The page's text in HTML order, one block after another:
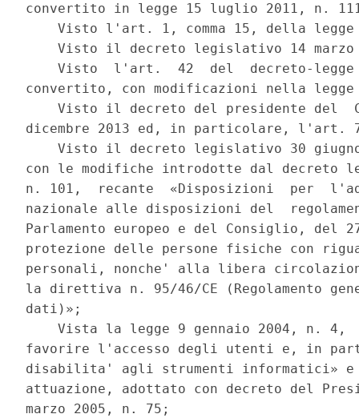
convertito in legge 15 luglio 2011, n.
Visto l'art. 1, comma 15, della
Visto il decreto legislativo 14
Visto  l'art.  42  del  decreto-
convertito, con modificazioni nella
Visto il decreto del presidente del
dicembre 2013 ed, in particolare,
Visto il decreto legislativo 30
con le modifiche introdotte dal decreto
n. 101,  recante  «Disposizioni  per
nazionale alle disposizioni del
Parlamento europeo e del Consiglio,
protezione delle persone fisiche con
personali, nonche' alla libera
la direttiva n. 95/46/CE (Regolamento
dati)»;
Vista la legge 9 gennaio 2004, n. 4,
favorire l'accesso degli utenti e, in
disabilita' agli strumenti informatici»
attuazione, adottato con decreto del
marzo 2005, n. 75;